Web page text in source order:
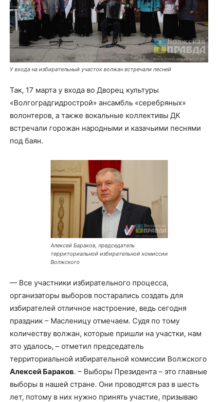
У входа на избирательный участок волжан встречали песней
Так, 17 марта у входа во Дворец культуры
«Волгоградгидрострой» ансамбль «серебряных»
волонтеров, а также вокальные коллективы ДК
встречали горожан народными и казачьими песнями
под баян.
Алексей Бараков, председатель
территориальной избирательной комиссии
Волжского
— Все участники избирательного процесса,
организаторы выборов постарались создать для
избирателей отличное настроение, ведь сегодня
праздник – Масленицу отмечаем. Судя по тому
количеству волжан, которые пришли на участки, нам
это удалось, – отметил председатель
территориальной избирательной комиссии Волжского
Алексей Бараков. – Выборы Президента – это главные
выборы в нашей стране. Они проводятся раз в шесть
лет, потому в них нужно принять участие, призываю